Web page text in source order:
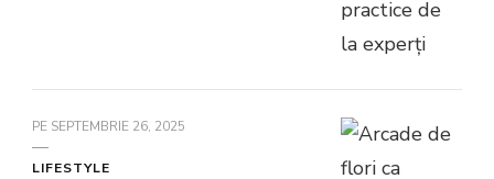
PE SEPTEMBRIE 26, 2025
LIFESTYLE